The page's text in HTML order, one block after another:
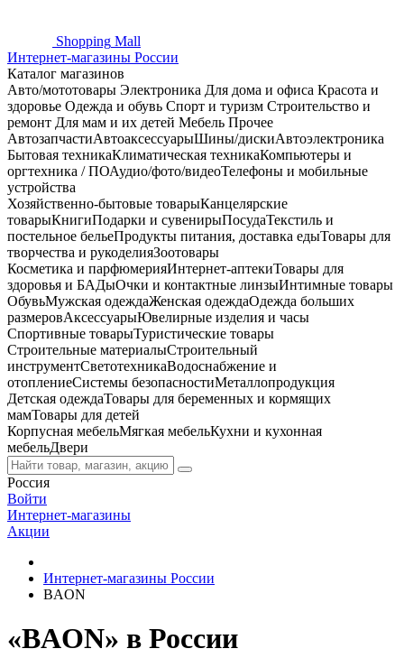
Shopping Mall
Интернет-магазины России
Каталог магазинов
Авто/мототовары Электроника Для дома и офиса Красота и
здоровье Одежда и обувь Спорт и туризм Строительство и
ремонт Для мам и их детей Мебель Прочее
АвтозапчастиАвтоаксессуарыШины/дискиАвтоэлектроника
Бытовая техникаКлиматическая техникаКомпьютеры и
оргтехника / ПОАудио/фото/видеоТелефоны и мобильные
устройства
Хозяйственно-бытовые товарыКанцелярские
товарыКнигиПодарки и сувенирыПосудаТекстиль и
постельное бельеПродукты питания, доставка едыТовары для
творчества и рукоделияЗоотовары
Косметика и парфюмерияИнтернет-аптекиТовары для
здоровья и БАДыОчки и контактные линзыИнтимные товары
ОбувьМужская одеждаЖенская одеждаОдежда больших
размеровАксессуарыЮвелирные изделия и часы
Спортивные товарыТуристические товары
Строительные материалыСтроительный
инструментСветотехникаВодоснабжение и
отоплениеСистемы безопасностиМеталлопродукция
Детская одеждаТовары для беременных и кормящих
мамТовары для детей
Корпусная мебельМягкая мебельКухни и кухонная
мебельДвери
Россия
Войти
Интернет-магазины
Акции
Интернет-магазины России
BAON
«BAON» в России